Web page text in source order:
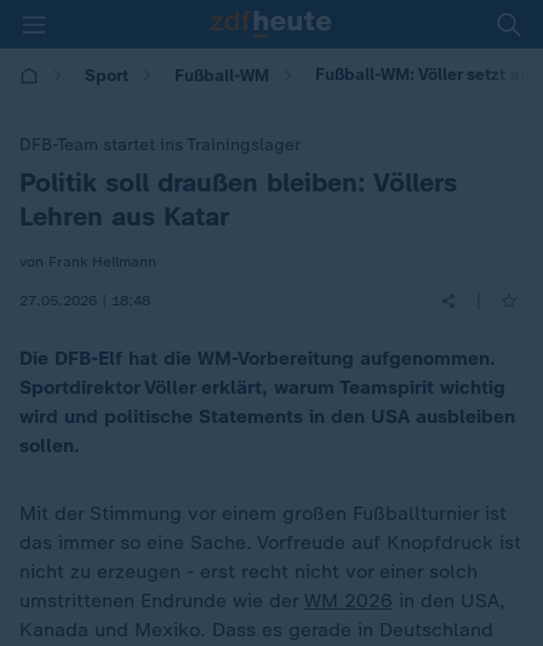
Sport Fußball-WM Fußball-WM: Völler setzt
DFB-Team startet ins Trainingslager
:Politik soll draußen bleiben: Völlers
Lehren aus Katar
von Frank Hellmann
27.05.2026 | 18:48
Die DFB-Elf hat die WM-Vorbereitung aufgenommen.
Sportdirektor Völler erklärt, warum Teamspirit wichtig
wird und politische Statements in den USA ausbleiben
sollen.
Mit der Stimmung vor einem großen Fußballturnier ist
das immer so eine Sache. Vorfreude auf Knopfdruck ist
nicht zu erzeugen - erst recht nicht vor einer solch
umstrittenen Endrunde wie der WM 2026 in den USA,
Kanada und Mexiko. Dass es gerade in Deutschland